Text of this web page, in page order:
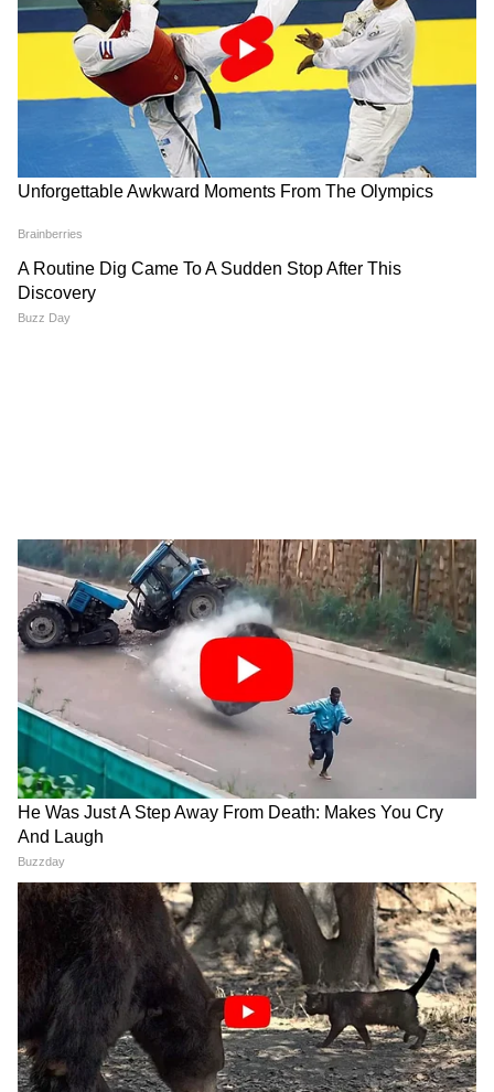
अदरक उगाते समय न करें ये गलती
पूरी अदरक को पानी में न मत डुबोएं
क्लोरीन वाले पानी का इस्तेमाल भूलकर भी मत करें
बहुत ठंडे पानी का यूज मत करें
कई दिनों तक एक ही पानी में न रखें
सही और नरम अदरक यूज न करें
मिट्टी और गमले में अदरक कब लगाएं ?
पानी मेंन जड़े जब 2-3 इंच लंबी हो जाए तो और इनमें
हरे अंकुर दिखने लगे तो आप इसे मिट्टी या गमले में लगा
6
Image Credit :
पानी के अलावा अदरक उगाने के तरीके
गमले की मिट्टी में- यह सबसे आसान तरीका है। जल
निकासी वाली मिट्टी में अदरक का टुकड़ा 2-3 इंच गहराई
में लगाएं। मिट्टी हमेशा नम रखें। गमले को ऐसी जगह रखें
जहां तेज धूप की बजाय छनकर रोशनी आए।
कोकोपीट में उगाए-कोकोपीट नमी को लंबे समय तक
बनाए रखता है। जिससे अदरक जल्दी अंकुरित होती है।
इसमें पानी भरने की समस्या कम होती है और जड़े नहीं
सड़ती है।